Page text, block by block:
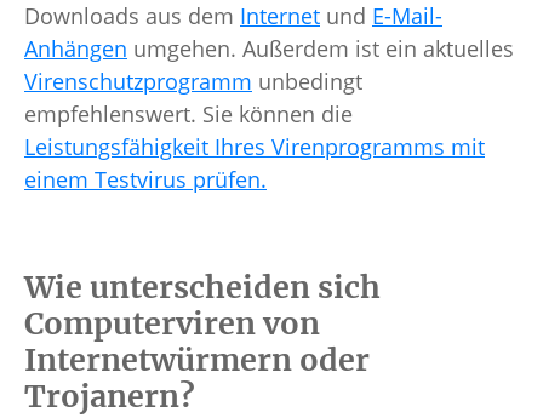
Downloads aus dem Internet und E-Mail-
Anhängen umgehen. Außerdem ist ein aktuelles
Virenschutzprogramm unbedingt
empfehlenswert. Sie können die
Leistungsfähigkeit Ihres Virenprogramms mit
einem Testvirus prüfen.
Wie unterscheiden sich
Computerviren von
Internetwürmern oder
Trojanern?